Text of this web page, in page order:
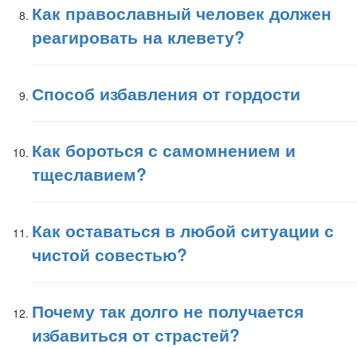
Как православный человек должен
реагировать на клевету?
Способ избавления от гордости
Как бороться с самомнением и
тщеславием?
Как оставаться в любой ситуации с
чистой совестью?
Почему так долго не получается
избавиться от страстей?